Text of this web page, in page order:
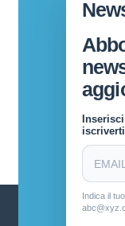
iscriverti
Indica il